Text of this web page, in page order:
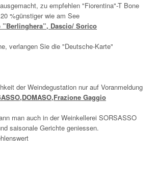
zu empfehlen "Fiorentina"-T Bone
%günstiger wie am See
Dascio/ Sorico
verlangen Sie die "Deutsche-Karte"
der Weindegustation nur auf Voranmeldung
Gaggio
man auch in der Weinkellerei SORSASSO
saisonale Gerichte geniessen.